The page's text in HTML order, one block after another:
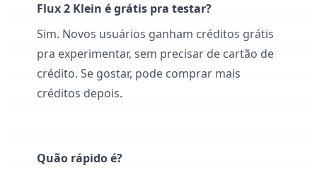
Flux 2 Klein é grátis pra testar?
Sim. Novos usuários ganham créditos grátis
pra experimentar, sem precisar de cartão de
crédito. Se gostar, pode comprar mais
créditos depois.
Quão rápido é?